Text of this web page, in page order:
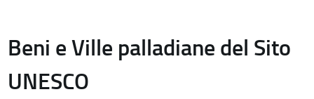
Beni e Ville palladiane del Sito
UNESCO